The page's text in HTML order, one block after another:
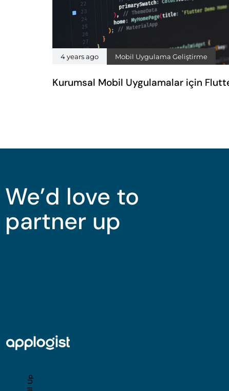
4 years ago Mobil Uygulama Geliştirme
Kurumsal Mobil Uygulamalar için
We’d love to
partner up